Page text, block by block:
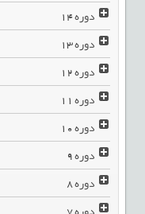
دوره14
دوره13
دوره12
دوره11
دوره10
دوره9
دوره8